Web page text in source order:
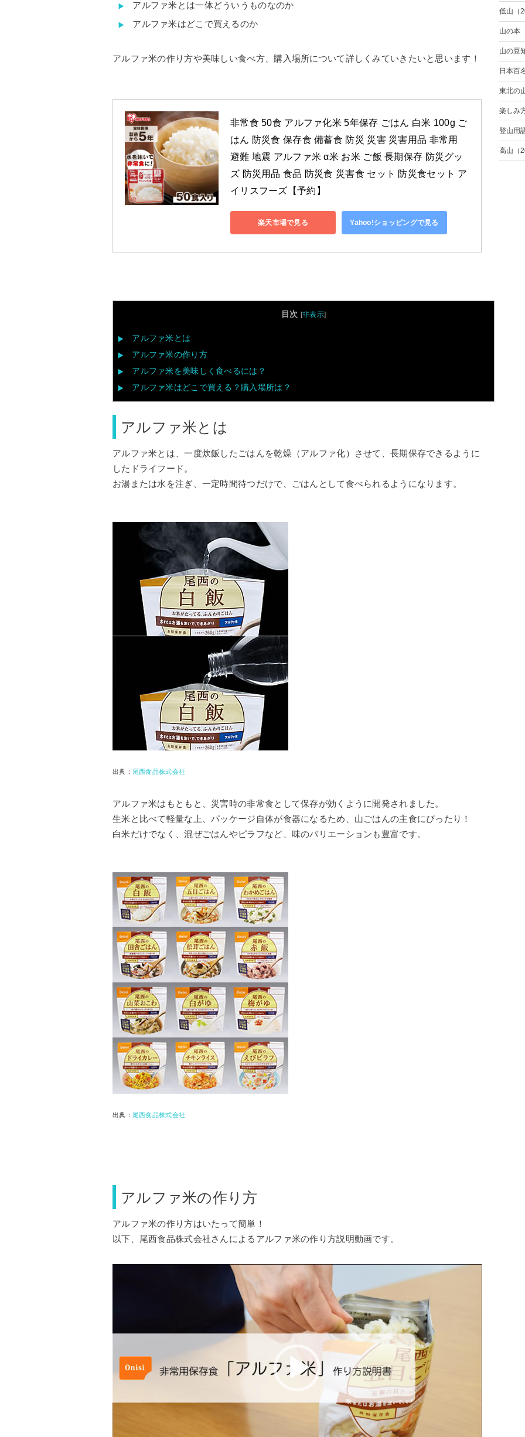
アルファ米とは一体どういうものなのか
アルファ米はどこで買えるのか
アルファ米の作り方や美味しい食べ方、購入場所について詳しくみていきたいと思います！
非常食 50食 アルファ化米 5年保存 ごはん 白米 100g ご
はん 防災食 保存食 備蓄食 防災 災害 災害用品 非常用
避難 地震 アルファ米 α米 お米 ご飯 長期保存 防災グッ
ズ 防災用品 食品 防災食 災害食 セット 防災食セット ア
イリスフーズ【予約】
楽天市場で見る Yahoo!ショッピングで見る
目次 [非表示]
アルファ米とは
アルファ米の作り方
アルファ米を美味しく食べるには？
アルファ米はどこで買える？購入場所は？
アルファ米とは
アルファ米とは、一度炊飯したごはんを乾燥（アルファ化）させて、長期保存できるように
したドライフード。
お湯または水を注ぎ、一定時間待つだけで、ごはんとして食べられるようになります。
出典： 尾西食品株式会社
アルファ米はもともと、災害時の非常食として保存が効くように開発されました。
生米と比べて軽量な上、パッケージ自体が食器になるため、山ごはんの主食にぴったり！
白米だけでなく、混ぜごはんやピラフなど、味のバリエーションも豊富です。
出典： 尾西食品株式会社
アルファ米の作り方
アルファ米の作り方はいたって簡単！
以下、尾西食品株式会社さんによるアルファ米の作り方説明動画です。
ー
低山（
山の本
山の豆
日本百
東北の
楽しみ
登山用
高山（